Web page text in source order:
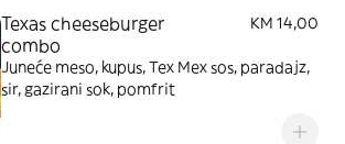
Texas cheeseburger
combo
KM 14,00
Juneće meso, kupus, Tex Mex sos, paradajz,
sir, gazirani sok, pomfrit